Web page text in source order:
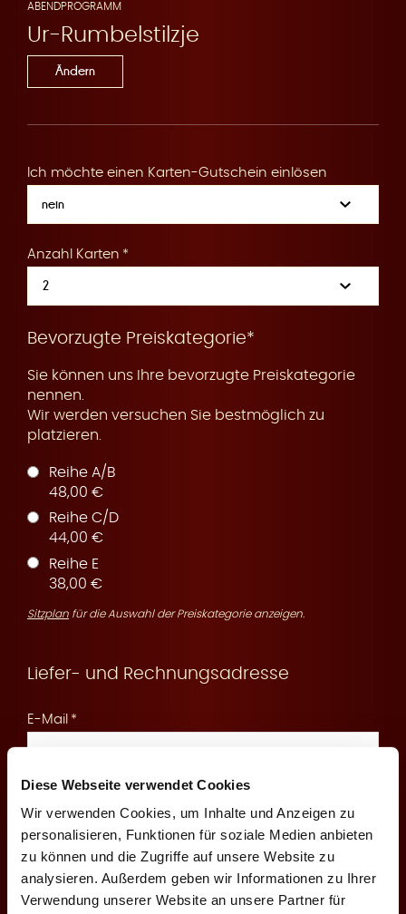
Diese Webseite verwendet Cookies
Wir verwenden Cookies, um Inhalte und Anzeigen zu
personalisieren, Funktionen für soziale Medien anbieten
zu können und die Zugriffe auf unsere Website zu
analysieren. Außerdem geben wir Informationen zu Ihrer
Verwendung unserer Website an unsere Partner für
R
e
s
e
v
ABENDPROGRAMM
Ur-Rumbelstilzje
Ändern
Ich möchte einen Karten-Gutschein einlösen
Anzahl Karten
Bevorzugte Preiskategorie*
Sie können uns Ihre bevorzugte Preiskategorie
nennen.
Wir werden versuchen Sie bestmöglich zu
platzieren.
Reihe A/B
48,00 €
Reihe C/D
44,00 €
Reihe E
38,00 €
Sitzplan für die Auswahl der Preiskategorie anzeigen.
Liefer- und Rechnungsadresse
E-Mail
An diese E-Mail senden wir Ihnen die Reservierungsbestätigung
Mobilfunknummer